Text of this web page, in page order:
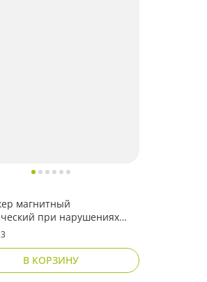
магнитный
при нарушениях
системы
В КОРЗИНУ